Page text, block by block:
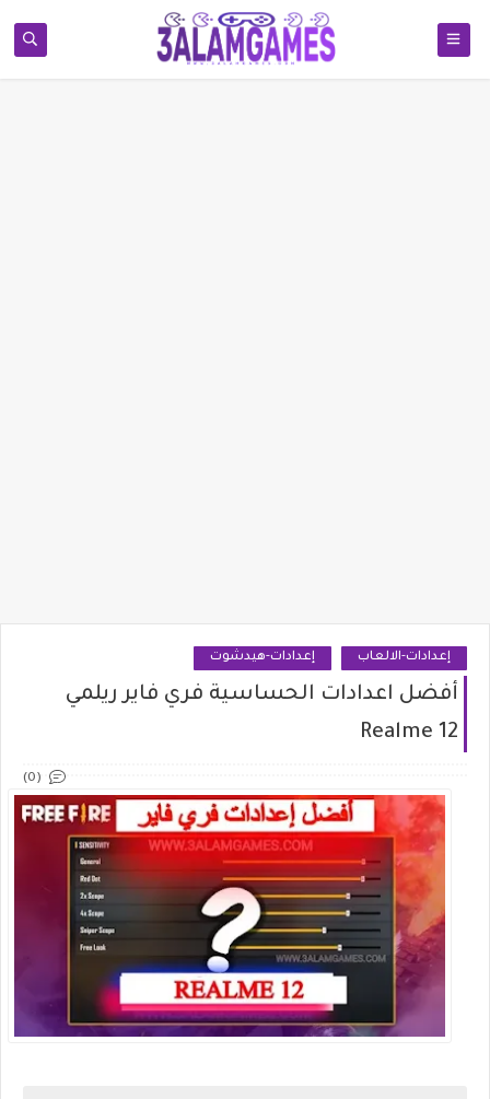
إعدادات-الالعاب إعدادات-هيدشوت
أفضل اعدادات الحساسية فري فاير ريلمي
Realme 12
(0)